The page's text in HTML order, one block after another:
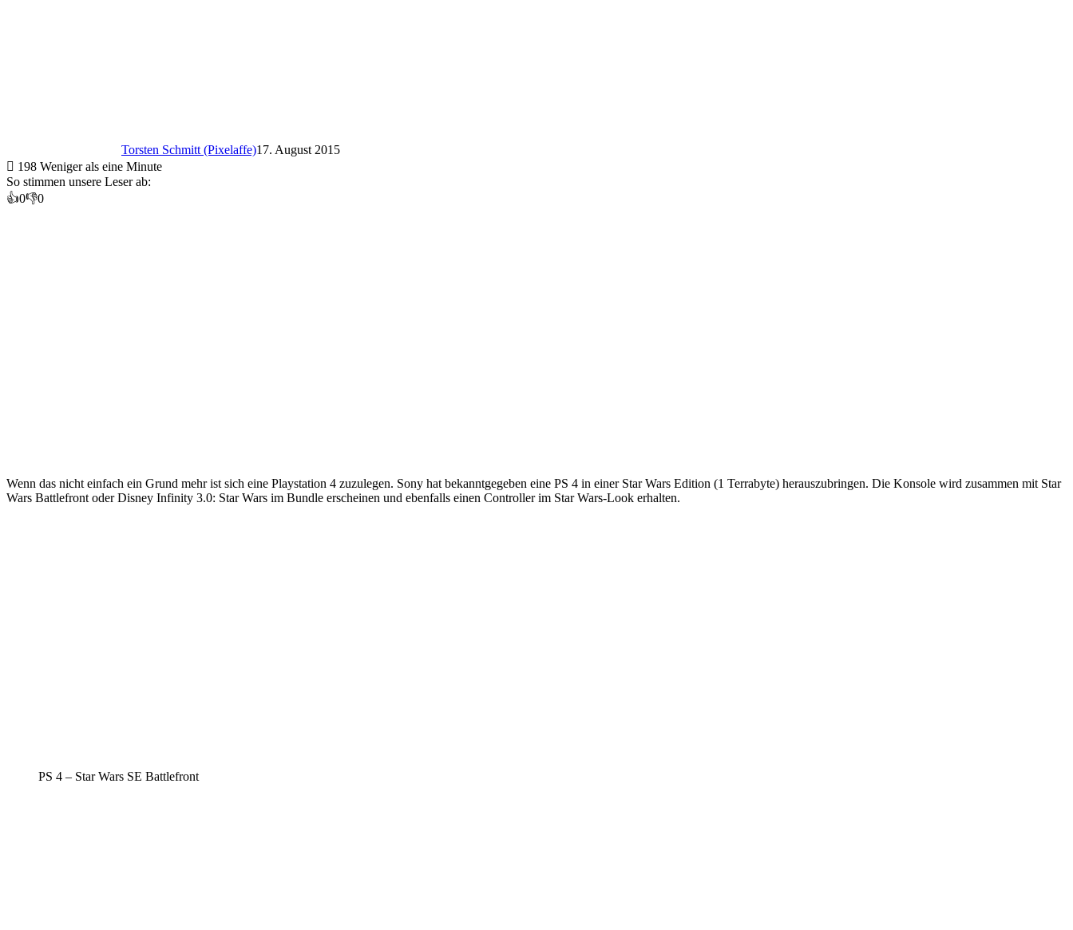
Torsten Schmitt (Pixelaffe)17. August 2015
198 Weniger als eine Minute
So stimmen unsere Leser ab:
👍0👎0
Wenn das nicht einfach ein Grund mehr ist sich eine Playstation 4 zuzulegen. Sony hat bekanntgegeben eine PS 4 in einer Star Wars Edition (1 Terrabyte) herauszubringen. Die Konsole wird zusammen mit Star
Wars Battlefront oder Disney Infinity 3.0: Star Wars im Bundle erscheinen und ebenfalls einen Controller im Star Wars-Look erhalten.
PS 4 – Star Wars SE Battlefront